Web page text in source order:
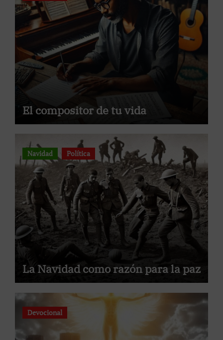
El compositor de tu vida
Navidad Política
La Navidad como razón para la paz
Devocional